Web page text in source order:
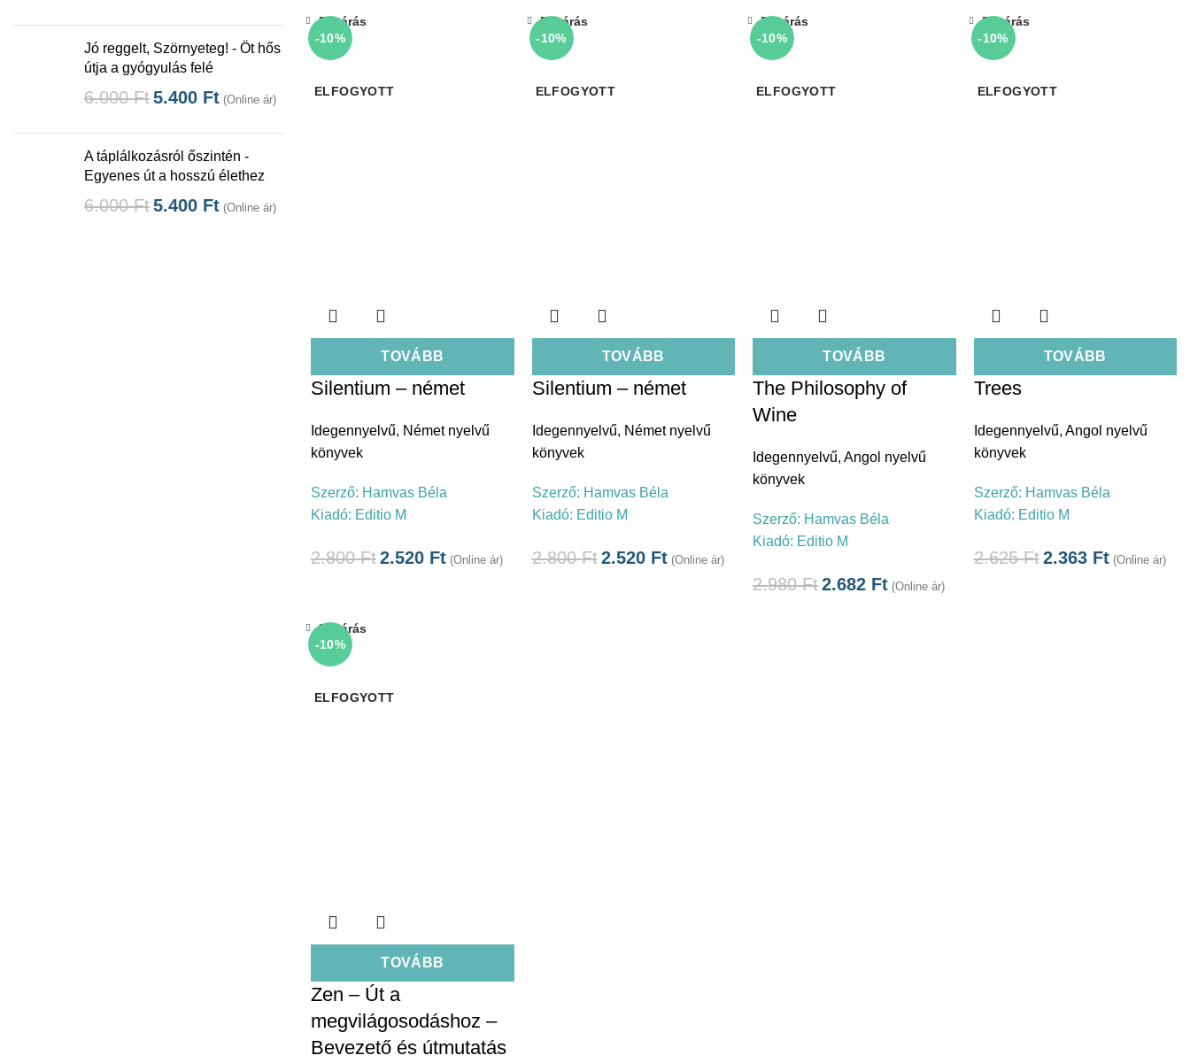
Jó reggelt, Szörnyeteg! - Öt hős
útja a gyógyulás felé
6.000Ft5.400 Ft (Online ár)
A táplálkozásról őszintén -
Egyenes út a hosszú élethez
6.000Ft5.400 Ft (Online ár)
-10%
ELFOGYOTT
TOVÁBB
Bezárás
Silentium – német
Idegennyelvű, Német nyelvű
könyvek
Szerző: Hamvas Béla
Kiadó: Editio M
2.800Ft2.520 Ft (Online ár)
-10%
ELFOGYOTT
TOVÁBB
Bezárás
Silentium – német
Idegennyelvű, Német nyelvű
könyvek
Szerző: Hamvas Béla
Kiadó: Editio M
2.800Ft 2.520 Ft (Online ár)
-10%
ELFOGYOTT
TOVÁBB
Bezárás
The Philosophy of
Wine
Idegennyelvű, Angol nyelvű
könyvek
Szerző: Hamvas Béla
Kiadó: Editio M
2.980Ft2.682 Ft (Online ár)
-10%
ELFOGYOTT
TOVÁBB
Bezárás
Trees
Idegennyelvű, Angol nyelvű
könyvek
Szerző: Hamvas Béla
Kiadó: Editio M
2.625Ft 2.363 Ft (Online ár)
-10%
ELFOGYOTT
TOVÁBB
Bezárás
Zen – Út a
megvilágosodáshoz –
Bevezető és útmutatás